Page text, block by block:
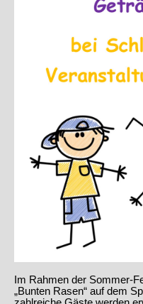
Im Rahmen der Sommer-
„Bunten Rasen“ auf dem